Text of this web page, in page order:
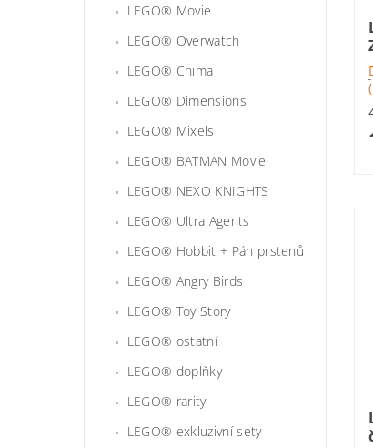
LEGO® Movie
LEGO® Overwatch
LEGO® Chima
LEGO® Dimensions
LEGO® Mixels
LEGO® BATMAN Movie
LEGO® NEXO KNIGHTS
LEGO® Ultra Agents
LEGO® Hobbit + Pán prstenů
LEGO® Angry Birds
LEGO® Toy Story
LEGO® ostatní
LEGO® doplňky
LEGO® rarity
LEGO® exkluzivní sety